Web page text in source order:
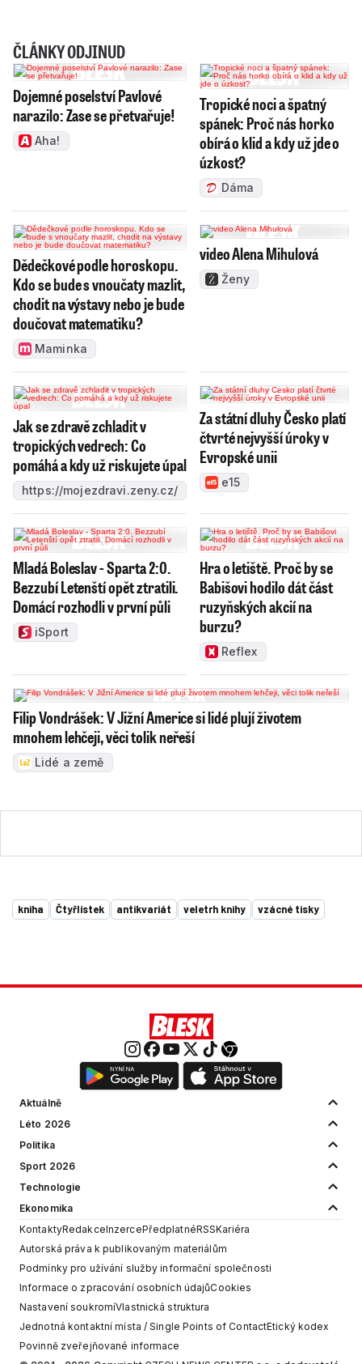
ČLÁNKY ODJINUD
Dojemné poselství Pavlové
narazilo: Zase se přetvařuje!
Aha!
Tropické noci a špatný
spánek: Proč nás horko
obírá o klid a kdy už jde o
úzkost?
Dáma
Dědečkové podle horoskopu.
Kdo se bude s vnoučaty mazlit,
chodit na výstavy nebo je bude
doučovat matematiku?
Maminka
video Alena Mihulová
Ženy
Jak se zdravě zchladit v
tropických vedrech: Co
pomáhá a kdy už riskujete úpal
https://mojezdravi.zeny.cz/
Za státní dluhy Česko platí
čtvrté nejvyšší úroky v
Evropské unii
e15
Mladá Boleslav - Sparta 2:0.
Bezzubí Letenští opět ztratili.
Domácí rozhodli v první půli
iSport
Hra o letiště. Proč by se
Babišovi hodilo dát část
ruzyňských akcií na
burzu?
Reflex
Filip Vondrášek: V Jižní Americe si lidé plují životem
mnohem lehčeji, věci tolik neřeší
Lidé a země
kniha Čtyřlístek antikvariát veletrh knihy vzácné tisky
Aktuálně
Léto 2026
Politika
Sport 2026
Technologie
Ekonomika
KontaktyRedakceInzercePředplatnéRSSKariéra
Autorská práva k publikovaným materiálům
Podmínky pro užívání služby informační společnosti
Informace o zpracování osobních údajůCookies
Nastavení soukromíVlastnická struktura
Jednotná kontaktní místa / Single Points of ContactEtický kodex
Povinně zveřejňované informace